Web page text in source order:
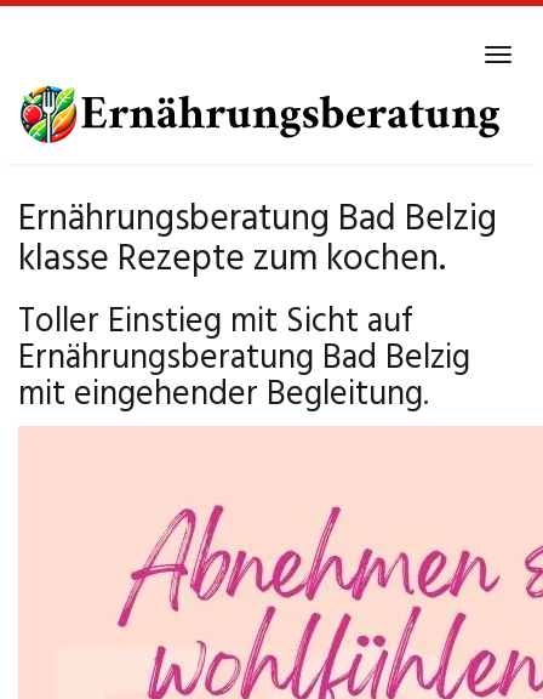
main
content
Ernährungsberatung Bad Belzig
klasse Rezepte zum kochen.
Toller Einstieg mit Sicht auf
Ernährungsberatung Bad Belzig
mit eingehender Begleitung.